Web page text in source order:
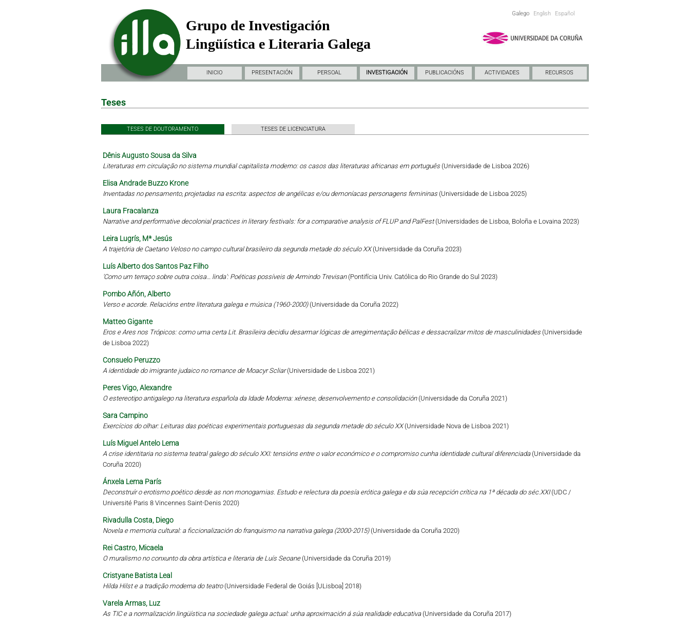
Galego English Español
Grupo de Investigación
Lingüística e Literaria Galega
INICIO PRESENTACIÓN PERSOAL INVESTIGACIÓN PUBLICACIÓNS ACTIVIDADES RECURSOS
Teses
TESES DE DOUTORAMENTO TESES DE LICENCIATURA
Dênis Augusto Sousa da Silva
Literaturas em circulação no sistema mundial capitalista moderno: os casos das literaturas africanas em português (Universidade de Lisboa 2026)
Elisa Andrade Buzzo Krone
Inventadas no pensamento, projetadas na escrita: aspectos de angélicas e/ou demoníacas personagens femininas (Universidade de Lisboa 2025)
Laura Fracalanza
Narrative and performative decolonial practices in literary festivals: for a comparative analysis of FLUP and PalFest(Universidades de Lisboa, Boloña e Lovaina 2023)
Leira Lugrís, Mª Jesús
A trajetória de Caetano Veloso no campo cultural brasileiro da segunda metade do século XX(Universidade da Coruña 2023)
Luís Alberto dos Santos Paz Filho
'Como um terraço sobre outra coisa… linda': Poéticas possíveis de Armindo Trevisan(Pontifícia Univ. Católica do Rio Grande do Sul 2023)
Pombo Añón, Alberto
Verso e acorde. Relacións entre literatura galega e música (1960-2000)(Universidade da Coruña 2022)
Matteo Gigante
Eros e Ares nos Trópicos: como uma certa Lit. Brasileira decidiu desarmar lógicas de arregimentação bélicas e dessacralizar mitos de masculinidades (Universidade
de Lisboa 2022)
Consuelo Peruzzo
A identidade do imigrante judaico no romance de Moacyr Scliar(Universidade de Lisboa 2021)
Peres Vigo, Alexandre
O estereotipo antigalego na literatura española da Idade Moderna: xénese, desenvolvemento e consolidación(Universidade da Coruña 2021)
Sara Campino
Exercícios do olhar: Leituras das poéticas experimentais portuguesas da segunda metade do século XX(Universidade Nova de Lisboa 2021)
Luís Miguel Antelo Lema
A crise identitaria no sistema teatral galego do século XXI: tensións entre o valor económico e o compromiso cunha identidade cultural diferenciada(Universidade da
Coruña 2020)
Ánxela Lema París
Deconstruír o erotismo poético desde as non monogamias. Estudo e relectura da poesía erótica galega e da súa recepción crítica na 1ª década do séc.XXI(UDC /
Université Paris 8 Vincennes Saint-Denis 2020)
Rivadulla Costa, Diego
Novela e memoria cultural: a ficcionalización do franquismo na narrativa galega (2000-2015)(Universidade da Coruña 2020)
Rei Castro, Micaela
O muralismo no conxunto da obra artística e literaria de Luís Seoane(Universidade da Coruña 2019)
Cristyane Batista Leal
Hilda Hilst e a tradição moderna do teatro(Universidade Federal de Goiás [ULisboa] 2018)
Varela Armas, Luz
As TIC e a normalización lingüística na sociedade galega actual: unha aproximación á súa realidade educativa(Universidade da Coruña 2017)